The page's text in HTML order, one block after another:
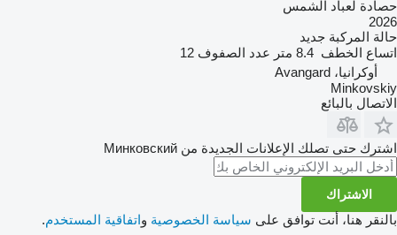
حصادة لعباد الشمس
2026
حالة المركبة جديد
اتساع الخطف 8.4 متر عدد الصفوف 12
أوكرانيا، Avangard
Minkovskiy
الاتصال بالبائع
اشترك حتى تصلك الإعلانات الجديدة من Минковский
الاشتراك
بالنقر هنا، أنت توافق على سياسة الخصوصية واتفاقية المستخدم.